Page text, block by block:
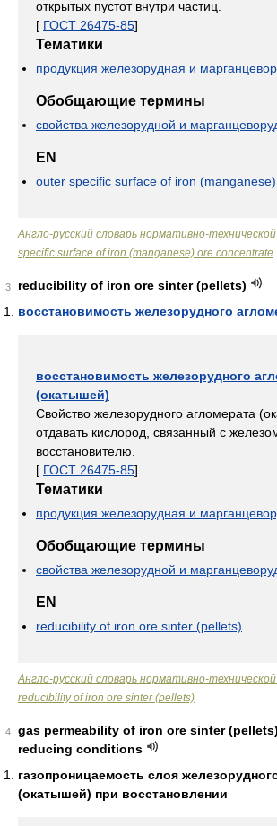
открытых пустот внутри частиц.
[ ГОСТ 26475-85]
Тематики
продукция железорудная и
Обобщающие термины
свойства железорудной и
EN
outer specific surface of iron
Англо-русский словарь нормативно-
specific surface of iron (manganese) ore concentrate
3
reducibility of iron ore sinter (pellets)
восстановимость железорудного
восстановимость железорудного
(окатышей)
Свойство железорудного агломерата
отдавать кислород, связанный с
восстановителю.
[ ГОСТ 26475-85]
Тематики
продукция железорудная и
Обобщающие термины
свойства железорудной и
EN
reducibility of iron ore sinter (pellets)
Англо-русский словарь нормативно-
reducibility of iron ore sinter (pellets)
4
gas permeability of iron ore sinter
reducing conditions
газопроницаемость слоя
(окатышей) при восстановлении